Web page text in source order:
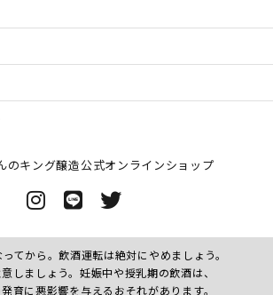
のキング醸造公式オンラインショップ
てから。飲酒運転は絶対にやめましょう。
しましょう。妊娠中や授乳期の飲酒は、
育に悪影響を与えるおそれがあります。